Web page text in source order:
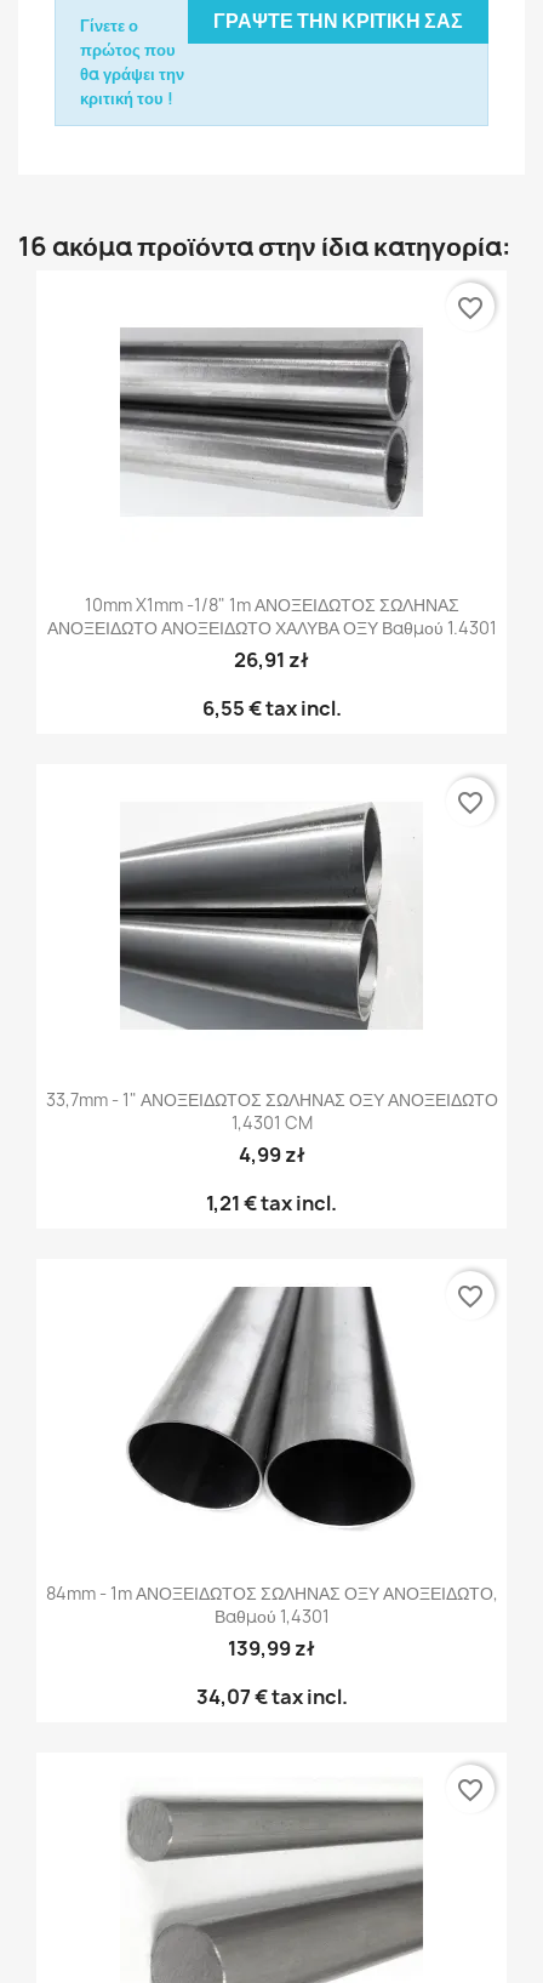
ΓΡΆΨΤΕ ΤΗΝ ΚΡΙΤΙΚΉ ΣΑΣ
Γίνετε ο
πρώτος που
θα γράψει την
κριτική του !
16 ακόμα προϊόντα στην ίδια κατηγορία:
10mm X1mm -1/8" 1m ΑΝΟΞΕΙΔΩΤΟΣ ΣΩΛΗΝΑΣ
ΑΝΟΞΕΙΔΩΤΟ ΑΝΟΞΕΙΔΩΤΟ ΧΑΛΥΒΑ ΟΞΥ Βαθμού 1.4301
26,91 zł
6,55 €tax incl.
favorite_border
33,7mm - 1" ΑΝΟΞΕΙΔΩΤΟΣ ΣΩΛΗΝΑΣ ΟΞΥ ΑΝΟΞΕΙΔΩΤΟ
1,4301 CM
4,99 zł
1,21 €tax incl.
favorite_border
84mm - 1m ΑΝΟΞΕΙΔΩΤΟΣ ΣΩΛΗΝΑΣ ΟΞΥ ΑΝΟΞΕΙΔΩΤΟ,
Βαθμού 1,4301
139,99 zł
34,07 €tax incl.
favorite_border
favorite_border